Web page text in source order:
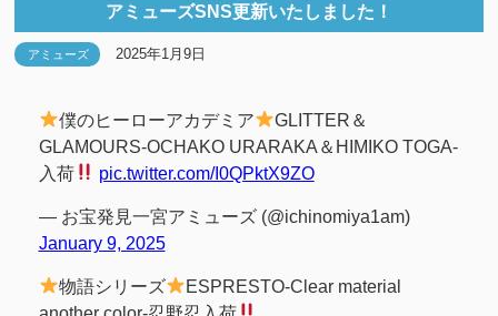
アミューズSNS更新いたしました！
アミューズ 2025年1月9日
僕のヒーローアカデミア
GLITTER＆
GLAMOURS-OCHAKO URARAKA＆HIMIKO TOGA-
入荷
pic.twitter.com/I0QPktX9ZO
— お宝発見一宮アミューズ (@ichinomiya1am)
January 9, 2025
物語シリーズ
ESPRESTO-Clear material